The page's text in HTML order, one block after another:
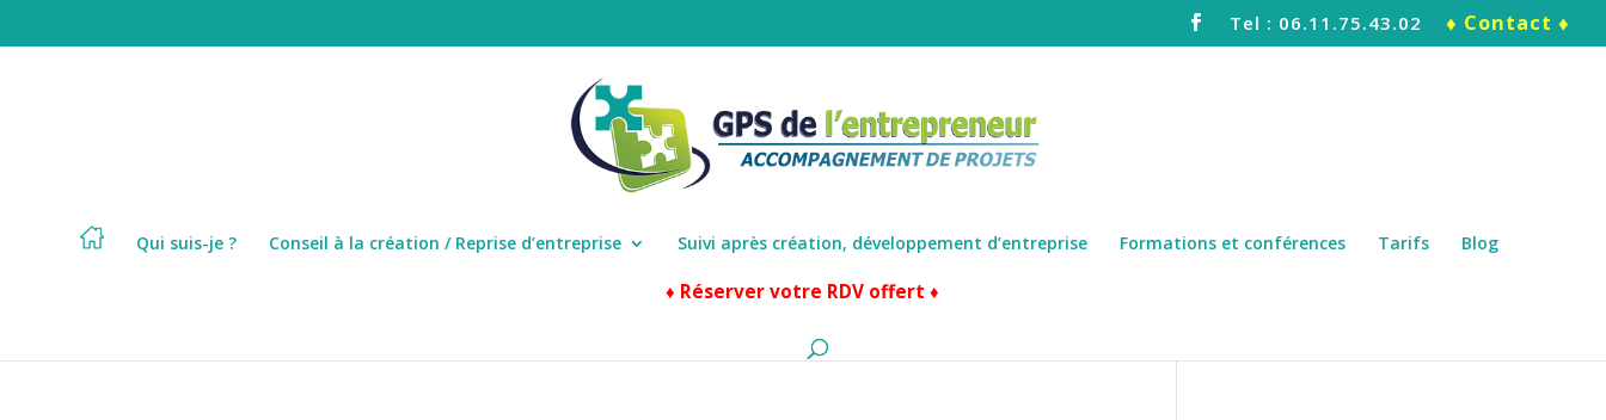
Tel : 06.11.75.43.02 ♦ Contact ♦
Qui suis-je ? Conseil à la création / Reprise d’entreprise Suivi après création, développement d’entreprise Formations et conférences Tarifs Blog
♦ Réserver votre RDV offert ♦